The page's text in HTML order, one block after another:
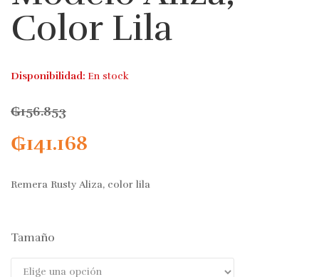
Color Lila
Disponibilidad: En stock
₲156.853
₲141.168
Remera Rusty Aliza, color lila
Tamaño